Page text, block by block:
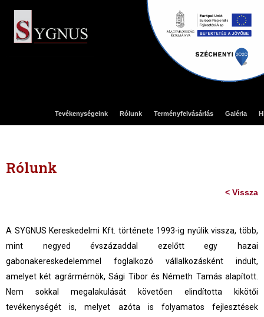
Tevékenységeink Rólunk Terményfelvásárlás Galéria
Rólunk
< Vissza
A SYGNUS Kereskedelmi Kft. története 1993-ig nyúlik vissza, több,
mint negyed évszázaddal ezelőtt egy
hazai
gabonakereskedelemmel foglalkozó vállalkozásként indult,
amelyet két agrármérnök, Sági Tibor és Németh Tamás alapított.
Nem sokkal megalakulását követően elindította kikötői
tevékenységét is, melyet azóta is folyamatos fejlesztések